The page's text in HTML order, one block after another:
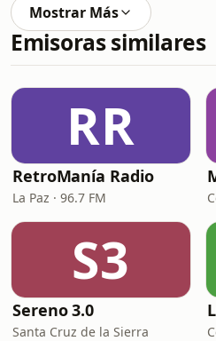
Mostrar Más
Emisoras similares
RR
RetroManía Radio
La Paz · 96.7 FM
S3
Sereno 3.0
Santa Cruz de la Sierra